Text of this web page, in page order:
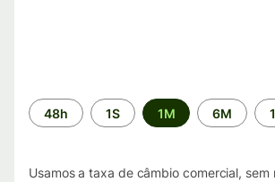
Período
de
48h 1S 1M 6M
Usamos a taxa de câmbio comercial, sem